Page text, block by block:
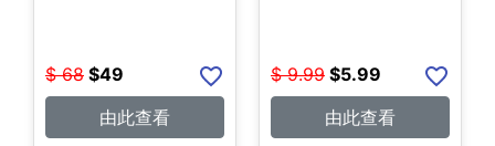
$ 68 $49
由此查看
$ 9.99 $5.99
由此查看